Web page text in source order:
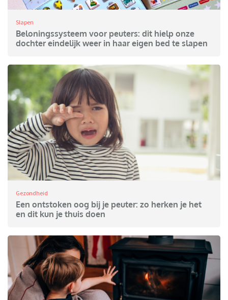
Slapen
Beloningssysteem voor peuters: dit hielp onze
dochter eindelijk weer in haar eigen bed te slapen
Gezondheid
Een ontstoken oog bij je peuter: zo herken je het
en dit kun je thuis doen